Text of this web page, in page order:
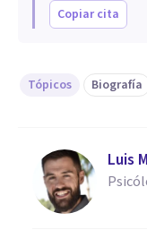
Copiar cita
Tópicos Biografía
Luis